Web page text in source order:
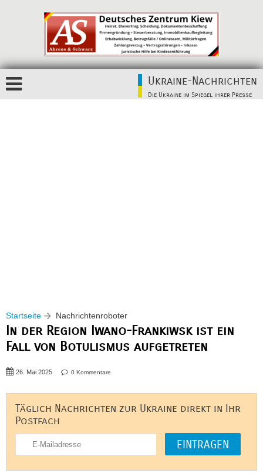
Ukraine-Nachrichten
Die Ukraine im Spiegel ihrer Presse
Startseite Nachrichtenroboter
In der Region Iwano-Frankiwsk ist ein
Fall von Botulismus aufgetreten
26. Mai 2025 0 Kommentare
Täglich Nachrichten zur Ukraine direkt in Ihr
Postfach